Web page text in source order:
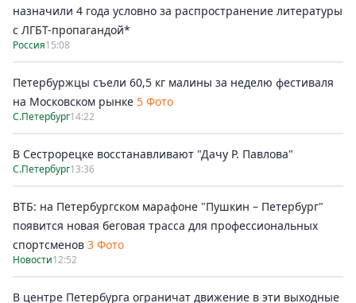
назначили 4 года условно за распространение литературы
с ЛГБТ-пропагандой*
Россия15:08
Петербуржцы съели 60,5 кг малины за неделю фестиваля
на Московском рынке 5 Фото
С.Петербург14:22
В Сестрорецке восстанавливают "Дачу Р. Павлова"
С.Петербург13:36
ВТБ: на Петербургском марафоне "Пушкин – Петербург"
появится новая беговая трасса для профессиональных
спортсменов 3 Фото
Новости12:52
В центре Петербурга ограничат движение в эти выходные